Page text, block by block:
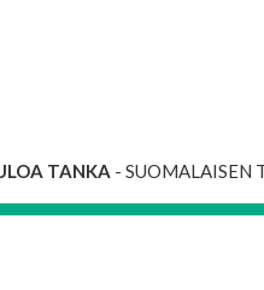
TANKA - SUOMALAISEN